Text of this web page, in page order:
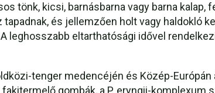
tönk, kicsi, barnásbarna vagy barna kalap,
és jellemzően holt vagy haldokló
eltarthatósági idővel
tenger medencéjén és Közép-
gombák, a P. eryngii-komplexum